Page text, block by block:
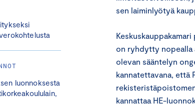
luonnoksesta
sen laiminlyötyä
on ryhdytty nopealla
olevan sääntelyn
kannatettavana, että
kannattaa HE-